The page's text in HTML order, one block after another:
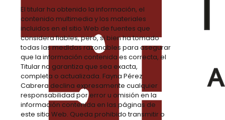
El titular ha obtenido la información, el
contenido multimedia y los materiales
incluidos en el sitio Web de fuentes que
considera fiables, pero, si bien ha tomado
todas las medidas razonables para asegurar
que la información contenida es correcta, el
Titular no garantiza que sea exacta,
completa o actualizada. Fayna Pérez
Cabrera declina expresamente cualquier
responsabilidad por error u omisión en la
información contenida en las páginas de
este sitio Web. Queda prohibido transmitir o